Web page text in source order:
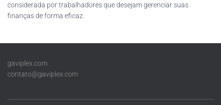
considerada por trabalhadores que desejam gerenciar suas
finanças de forma eficaz.
gaviplex.com
contato@gaviplex.com